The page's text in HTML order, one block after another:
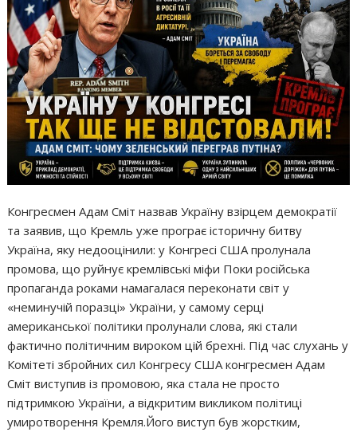
Конгресмен Адам Сміт назвав Україну взірцем демократії
та заявив, що Кремль уже програє історичну битву
Україна, яку недооцінили: у Конгресі США пролунала
промова, що руйнує кремлівські міфи Поки російська
пропаганда роками намагалася переконати світ у
«неминучій поразці» України, у самому серці
американської політики пролунали слова, які стали
фактично політичним вироком цій брехні. Під час слухань у
Комітеті збройних сил Конгресу США конгресмен Адам
Сміт виступив із промовою, яка стала не просто
підтримкою України, а відкритим викликом політиці
умиротворення Кремля.Його виступ був жорстким,